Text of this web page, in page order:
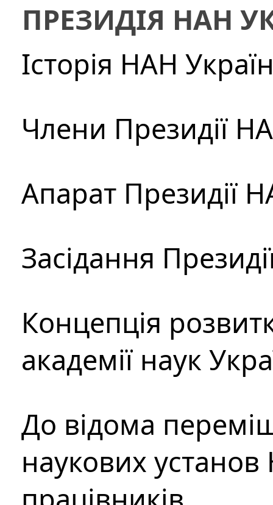
ПРЕЗИДІЯ НАН
Історія НАН
Члени Президії
Апарат Президії
Засідання
Концепція
академії наук
До відома
наукових установ